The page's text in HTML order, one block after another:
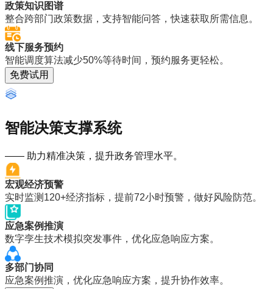
政策知识图谱
整合跨部门政策数据，支持智能问答，快速获取所需信息。
线下服务预约
智能调度算法减少50%等待时间，预约服务更轻松。
免费试用
智能决策支撑系统
—— 助力精准决策，提升政务管理水平。
宏观经济预警
实时监测120+经济指标，提前72小时预警，做好风险防范。
应急案例推演
数字孪生技术模拟突发事件，优化应急响应方案。
多部门协同
应急案例推演，优化应急响应方案，提升协作效率。